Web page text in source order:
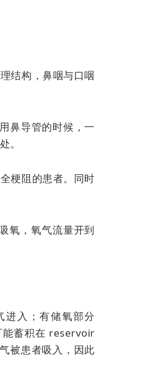
结构，鼻咽与口咽
鼻导管的时候，一
。
梗阻的患者。同时
氧，氧气流量开到
进入；有储氧部分
能蓄积在 reservoir
被患者吸入，因此